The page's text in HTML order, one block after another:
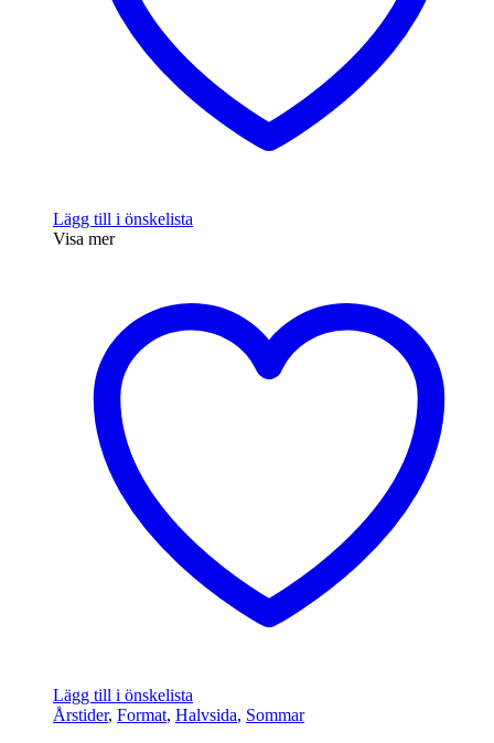
Lägg till i önskelista
Visa mer
Lägg till i önskelista
Årstider, Format, Halvsida, Sommar